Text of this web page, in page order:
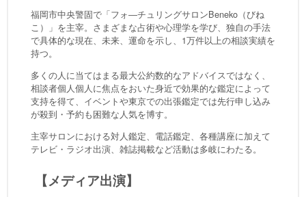
福岡市中央警固で「フォ―チュリングサロンBeneko（びね
こ）」を主宰。さまざまな占術や心理学を学び、独自の手法
で具体的な現在、未来、運命を示し、1万件以上の相談実績を
持つ。
多くの人に当てはまる最大公約数的なアドバイスではなく、
相談者個人個人に焦点をおいた身近で効果的な鑑定によって
支持を得て、イベントや東京での出張鑑定では先行申し込み
が殺到・予約も困難な人気を博す。
主宰サロンにおける対人鑑定、電話鑑定、各種講座に加えて
テレビ・ラジオ出演、雑誌掲載など活動は多岐にわたる。
【メディア出演】